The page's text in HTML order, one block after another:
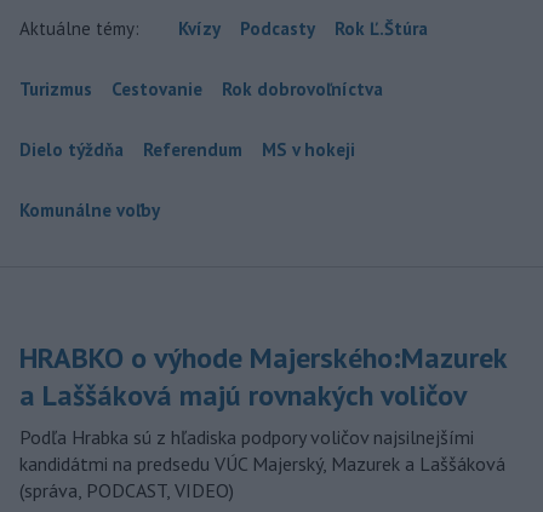
Aktuálne témy: Kvízy Podcasty Rok Ľ.Štúra
Turizmus Cestovanie Rok dobrovoľníctva
Dielo týždňa Referendum MS v hokeji
Komunálne voľby
HRABKO o výhode Majerského:Mazurek
a Laššáková majú rovnakých voličov
Podľa Hrabka sú z hľadiska podpory voličov najsilnejšími
kandidátmi na predsedu VÚC Majerský, Mazurek a Laššáková
(správa, PODCAST, VIDEO)